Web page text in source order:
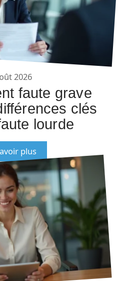
2026
faute grave
clés
lourde
plus